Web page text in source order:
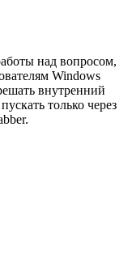
над вопросом,
Windows
внутренний
только через